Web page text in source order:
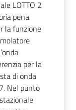
LOTTO 2
pena
la funzione
per la
di onda
Nel punto